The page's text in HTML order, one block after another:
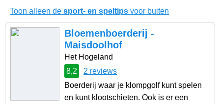
Toon alleen de sport- en speltips voor buiten
Bloemenboerderij -
Maisdoolhof
Het Hogeland
8,2
2 reviews
Boerderij waar je klompgolf kunt spelen
en kunt klootschieten. Ook is er een